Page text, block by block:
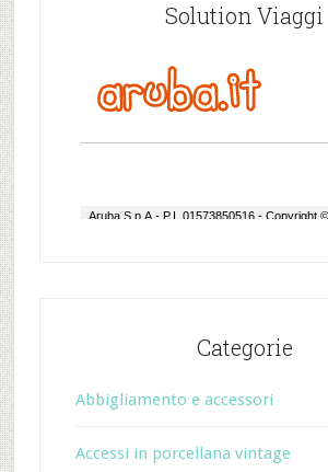
Solution Viaggi
Categorie
Abbigliamento e accessori
Accessi in porcellana vintage